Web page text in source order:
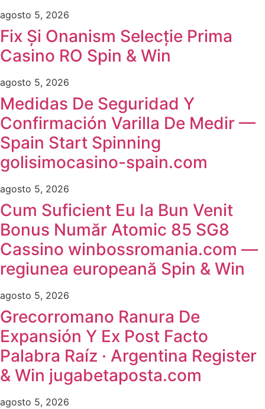
agosto 5, 2026
Fix Și Onanism Selecție Prima
Casino RO Spin & Win
agosto 5, 2026
Medidas De Seguridad Y
Confirmación Varilla De Medir —
Spain Start Spinning
golisimocasino-spain.com
agosto 5, 2026
Cum Suficient Eu Ia Bun Venit
Bonus Număr Atomic 85 SG8
Cassino winbossromania.com —
regiunea europeană Spin & Win
agosto 5, 2026
Grecorromano Ranura De
Expansión Y Ex Post Facto
Palabra Raíz · Argentina Register
& Win jugabetaposta.com
agosto 5, 2026